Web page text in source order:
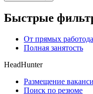
Быстрые
От прямых
Полная занятость
HeadHunter
Размещение
Поиск по резюме